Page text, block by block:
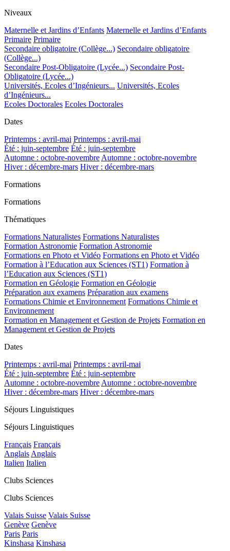
Niveaux
Maternelle et Jardins d’Enfants Maternelle et Jardins d’Enfants
Primaire Primaire
Secondaire obligatoire (Collège...) Secondaire obligatoire
(Collège...)
Secondaire Post-Obligatoire (Lycée...) Secondaire Post-
Obligatoire (Lycée...)
Universités, Ecoles d’Ingénieurs... Universités, Ecoles
d’Ingénieurs...
Ecoles Doctorales Ecoles Doctorales
Dates
Printemps : avril-mai Printemps : avril-mai
Été : juin-septembre Été : juin-septembre
Automne : octobre-novembre Automne : octobre-novembre
Hiver : décembre-mars Hiver : décembre-mars
Formations
Formations
Thématiques
Formations Naturalistes Formations Naturalistes
Formation Astronomie Formation Astronomie
Formations en Photo et Vidéo Formations en Photo et Vidéo
Formation à l’Education aux Sciences (ST1) Formation à
l’Education aux Sciences (ST1)
Formation en Géologie Formation en Géologie
Préparation aux examens Préparation aux examens
Formations Chimie et Environnement Formations Chimie et
Environnement
Formation en Management et Gestion de Projets Formation en
Management et Gestion de Projets
Dates
Printemps : avril-mai Printemps : avril-mai
Été : juin-septembre Été : juin-septembre
Automne : octobre-novembre Automne : octobre-novembre
Hiver : décembre-mars Hiver : décembre-mars
Séjours Linguistiques
Séjours Linguistiques
Français Français
Anglais Anglais
Italien Italien
Clubs Sciences
Clubs Sciences
Valais Suisse Valais Suisse
Genève Genève
Paris Paris
Kinshasa Kinshasa